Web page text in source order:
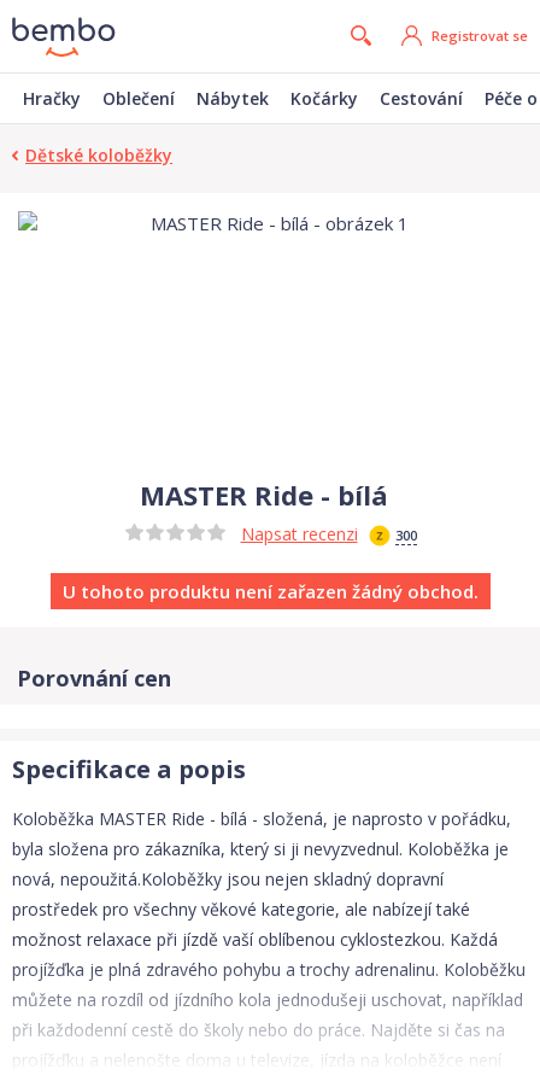
Registrovat se
Hračky Oblečení Nábytek Kočárky Cestování Péče
Dětské koloběžky
MASTER Ride - bílá
Napsat recenzi 300
U tohoto produktu není zařazen žádný obchod.
Porovnání cen
Specifikace a popis
Koloběžka MASTER Ride - bílá - složená, je naprosto v pořádku,
byla složena pro zákazníka, který si ji nevyzvednul. Koloběžka je
nová, nepoužitá.Koloběžky jsou nejen skladný dopravní
prostředek pro všechny věkové kategorie, ale nabízejí také
možnost relaxace při jízdě vaší oblíbenou cyklostezkou. Každá
projížďka je plná zdravého pohybu a trochy adrenalinu. Koloběžku
můžete na rozdíl od jízdního kola jednodušeji uschovat, například
při každodenní cestě do školy nebo do práce. Najděte si čas na
projížďku a nelenošte doma u televize, jízda na koloběžce není